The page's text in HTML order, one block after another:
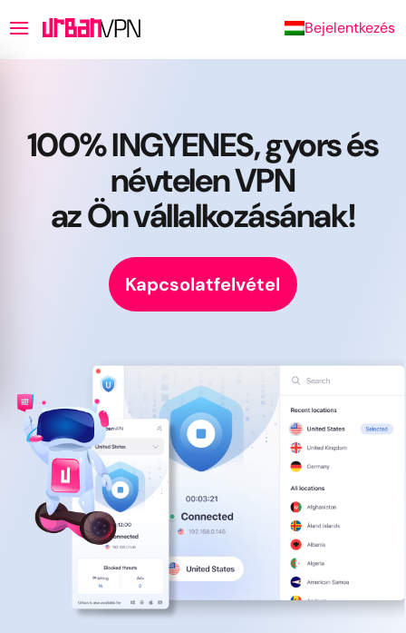
Bejelentkezés
100% INGYENES, gyors és
névtelen VPN
az Ön vállalkozásának!
Kapcsolatfelvétel